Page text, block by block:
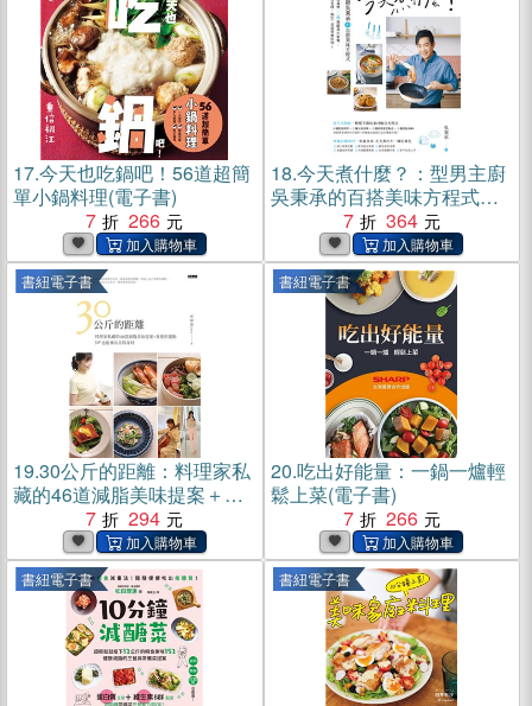
17.今天也吃鍋吧！56道超簡
單小鍋料理(電子書)
7
266
18.今天煮什麼？：型男主廚
吳秉承的百搭美味方程式，
活用15種食材╳6種鍋具小家
電，教你又快又省錢，搞定
一桌超營養料理！(電子書)
7 364
書紐電子書
19.30公斤的距離：料理家私
藏的46道減脂美味提案＋喜
愛的運動，50＋也能擁有美
眉身材！(電子書)
7 294
書紐電子書
20.吃出好能量：一鍋一爐輕
鬆上菜(電子書)
7
266
書紐電子書 書紐電子書